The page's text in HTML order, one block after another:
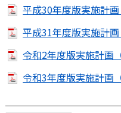
平成30年度版実施計画
平成31年度版実施計画
令和2年度版実施計画
令和3年度版実施計画